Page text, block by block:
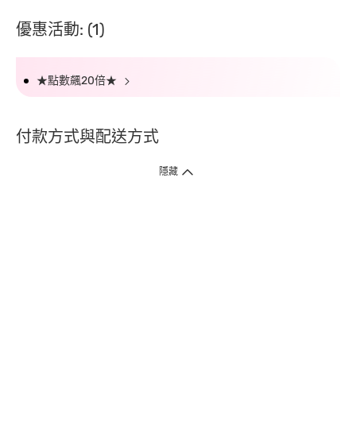
優惠活動: (1)
★點數飆20倍★
付款方式與配送方式
隱藏